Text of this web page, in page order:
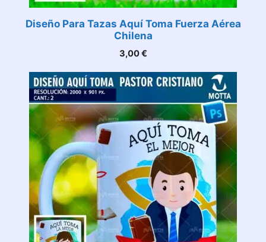
Diseño Para Tazas Aquí Toma Fuerza Aérea
Chilena
3,00€